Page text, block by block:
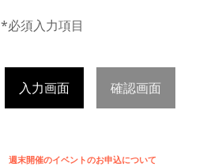
*必須入力項目
入力画面 確認画面
週末開催のイベントのお申込について